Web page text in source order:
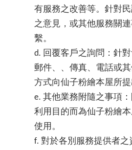
有服務之改善等。針對
之意見，或其他服務關
繫。
d. 回覆客戶之詢問：針
郵件、、傳真、電話或
方式向仙子粉繪本屋所提
e. 其他業務附隨之事項
利用目的而為仙子粉繪
使用。
f. 對於各別服務提供者